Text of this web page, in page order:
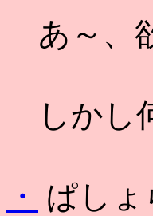
あ～、
しかし
・ ぱし